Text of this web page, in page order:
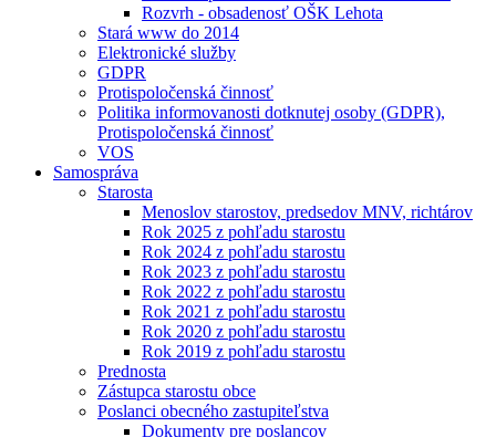
Rozvrh - obsadenosť OŠK Lehota
Stará www do 2014
Elektronické služby
GDPR
Protispoločenská činnosť
Politika informovanosti dotknutej osoby (GDPR),
Protispoločenská činnosť
VOS
Samospráva
Starosta
Menoslov starostov, predsedov MNV, richtárov
Rok 2025 z pohľadu starostu
Rok 2024 z pohľadu starostu
Rok 2023 z pohľadu starostu
Rok 2022 z pohľadu starostu
Rok 2021 z pohľadu starostu
Rok 2020 z pohľadu starostu
Rok 2019 z pohľadu starostu
Prednosta
Zástupca starostu obce
Poslanci obecného zastupiteľstva
Dokumenty pre poslancov